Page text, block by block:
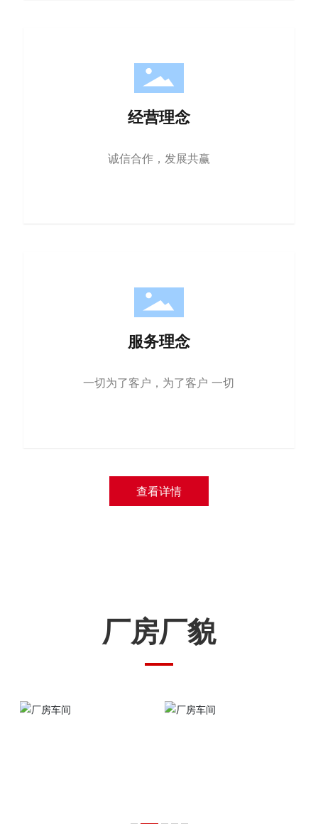
经营理念
诚信合作，发展共赢
服务理念
一切为了客户，为了客户 一切
查看详情
厂房厂貌